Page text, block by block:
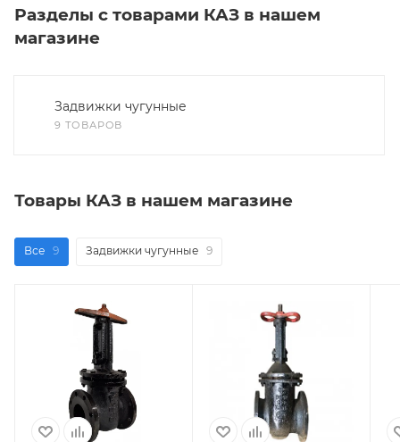
Разделы с товарами КАЗ в нашем
магазине
Задвижки чугунные
9 ТОВАРОВ
Товары КАЗ в нашем магазине
Все 9 Задвижки чугунные 9